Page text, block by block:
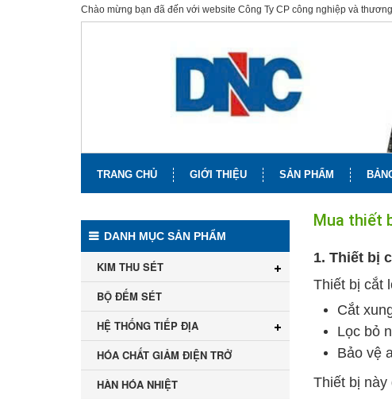
Chào mừng bạn đã đến với website Công Ty CP công nghiệp và
TRANG CHỦ GIỚI THIỆU SẢN PHẨM
Mua thiết
1. Thiết bị
Thiết bị cắt
Cắt
Lọc bỏ
Bảo vệ
Thiết bị
DANH MỤC SẢN PHẨM
KIM THU SÉT
BỘ ĐẾM SÉT
HỆ THỐNG TIẾP ĐỊA
HÓA CHẤT GIẢM ĐIỆN TRỞ
HÀN HÓA NHIỆT